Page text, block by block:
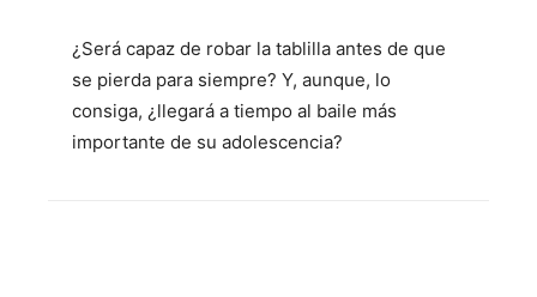
¿Será capaz de robar la tablilla antes de que
se pierda para siempre? Y, aunque, lo
consiga, ¿llegará a tiempo al baile más
importante de su adolescencia?